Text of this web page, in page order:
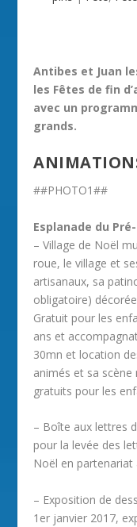
Antibes et Juan
les Fêtes de fin
avec un
grands.
##PHOTO1##
Esplanade du
– Village de Noël
roue, le village et
artisanaux, sa
obligatoire)
Gratuit pour les
ans et
30mn et location
animés et sa scène
gratuits pour les
– Boîte aux lettres
pour la levée des
Noël en partenariat
– Exposition de
1er janvier 2017,